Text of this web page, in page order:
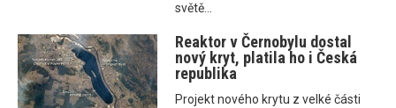
světě...
Reaktor v Černobylu dostal
nový kryt, platila ho i Česká
republika
Projekt nového krytu z velké části